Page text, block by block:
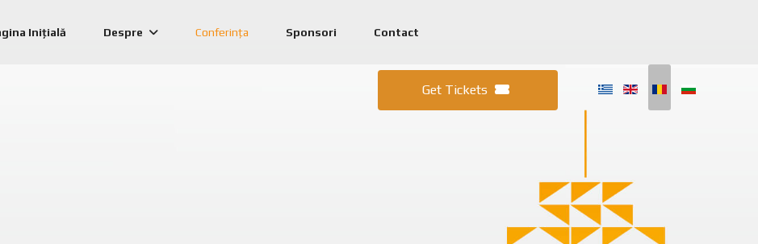
Inițială Despre Conferința Sponsori Contact
Get Tickets Selectați